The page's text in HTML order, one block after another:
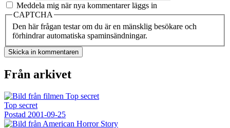
Meddela mig när nya kommentarer läggs in
CAPTCHA
Den här frågan testar om du är en mänsklig besökare och
förhindrar automatiska spaminsändningar.
Från arkivet
Top secret
Postad 2001-09-25